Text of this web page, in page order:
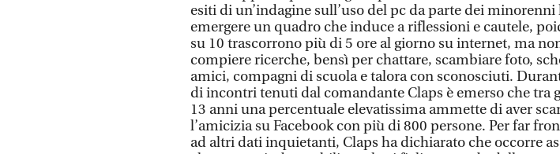
esiti di un’indagine sull’uso del pc da parte dei
emergere un quadro che induce a riflessioni e cautele,
su 10 trascorrono più di 5 ore al giorno su internet, ma
compiere ricerche, bensì per chattare, scambiare foto,
amici, compagni di scuola e talora con sconosciuti.
di incontri tenuti dal comandante Claps è emerso che tra
13 anni una percentuale elevatissima ammette di aver
l’amicizia su Facebook con più di 800 persone. Per far
ad altri dati inquietanti, Claps ha dichiarato che occorre